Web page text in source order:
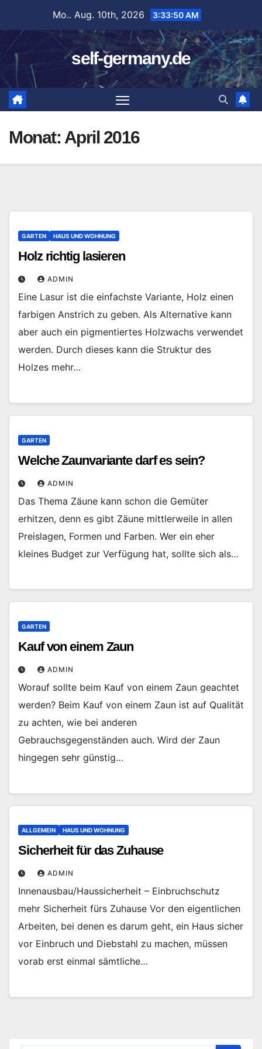
springen
Mo.. Aug. 10th, 2026 3:33:51 AM
self-germany.de
Monat: April 2016
GARTEN HAUS UND WOHNUNG
Holz richtig lasieren
ADMIN
Eine Lasur ist die einfachste Variante, Holz einen
farbigen Anstrich zu geben. Als Alternative kann
aber auch ein pigmentiertes Holzwachs verwendet
werden. Durch dieses kann die Struktur des
Holzes mehr…
GARTEN
Welche Zaunvariante darf es sein?
ADMIN
Das Thema Zäune kann schon die Gemüter
erhitzen, denn es gibt Zäune mittlerweile in allen
Preislagen, Formen und Farben. Wer ein eher
kleines Budget zur Verfügung hat, sollte sich als…
GARTEN
Kauf von einem Zaun
ADMIN
Worauf sollte beim Kauf von einem Zaun geachtet
werden? Beim Kauf von einem Zaun ist auf Qualität
zu achten, wie bei anderen
Gebrauchsgegenständen auch. Wird der Zaun
hingegen sehr günstig…
ALLGEMEIN HAUS UND WOHNUNG
Sicherheit für das Zuhause
ADMIN
Innenausbau/Haussicherheit – Einbruchschutz
mehr Sicherheit fürs Zuhause Vor den eigentlichen
Arbeiten, bei denen es darum geht, ein Haus sicher
vor Einbruch und Diebstahl zu machen, müssen
vorab erst einmal sämtliche…